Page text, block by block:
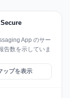
App のサー
告数を示していま
プを表示